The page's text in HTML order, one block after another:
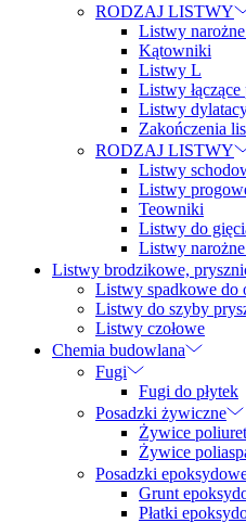
RODZAJ LISTWY
Listwy
Kątowniki
Listwy L
Listwy łączące
Listwy
Zakończenia
RODZAJ LISTWY
Listwy
Listwy
Teowniki
Listwy do
Listwy
Listwy brodzikowe,
Listwy spadkowe do
Listwy do szyby
Listwy czołowe
Chemia budowlana
Fugi
Fugi do płytek
Posadzki żywiczne
Żywice
Żywice
Posadzki
Grunt
Płatki